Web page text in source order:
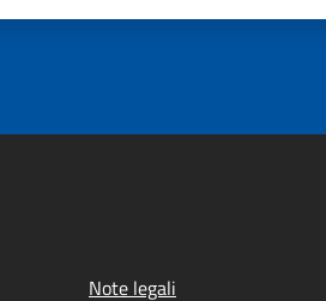
Note legali